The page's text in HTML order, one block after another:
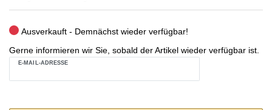
Ausverkauft - Demnächst wieder verfügbar!
Gerne informieren wir Sie, sobald der Artikel wieder verfügbar ist.
E-MAIL-ADRESSE